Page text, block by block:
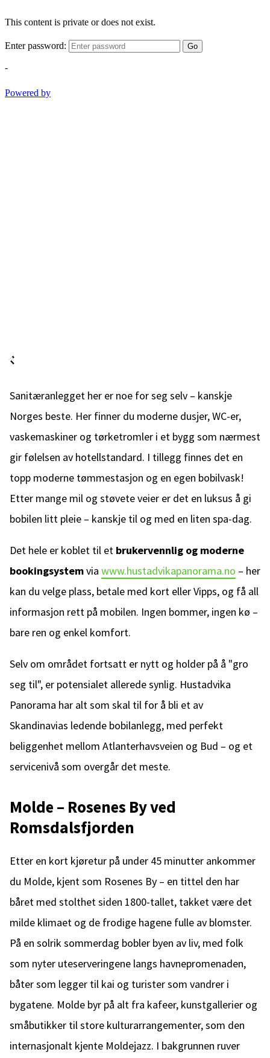
Sanitæranlegget her er noe for seg selv – kanskje
Norges beste. Her finner du moderne dusjer, WC-er,
vaskemaskiner og tørketromler i et bygg som nærmest
gir følelsen av hotellstandard. I tillegg finnes det en
topp moderne tømmestasjon og en egen bobilvask!
Etter mange mil og støvete veier er det en luksus å gi
bobilen litt pleie – kanskje til og med en liten spa-dag.
Det hele er koblet til et brukervennlig og moderne
bookingsystemvia www.hustadvikapanorama.no – her
kan du velge plass, betale med kort eller Vipps, og få all
informasjon rett på mobilen. Ingen bommer, ingen kø –
bare ren og enkel komfort.
Selv om området fortsatt er nytt og holder på å "gro
seg til", er potensialet allerede synlig. Hustadvika
Panorama har alt som skal til for å bli et av
Skandinavias ledende bobilanlegg, med perfekt
beliggenhet mellom Atlanterhavsveien og Bud – og et
servicenivå som overgår det meste.
Molde – Rosenes By ved
Romsdalsfjorden
Etter en kort kjøretur på under 45 minutter ankommer
du Molde, kjent som Rosenes By – en tittel den har
båret med stolthet siden 1800-tallet, takket være det
milde klimaet og de frodige hagene fulle av blomster.
På en solrik sommerdag bobler byen av liv, med folk
som nyter uteserveringene langs havnepromenaden,
båter som legger til kai og turister som vandrer i
bygatene. Molde byr på alt fra kafeer, kunstgallerier og
småbutikker til store kulturarrangementer, som den
internasjonalt kjente Moldejazz. I bakgrunnen ruver